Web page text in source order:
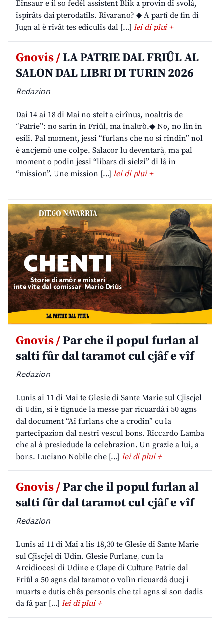
Einsaur e il so fedêl assistent Blik a provin di svolâ,
ispirâts dai pterodatils. Rivarano? ◆ A partî de fin di
Jugn al è rivât tes ediculis dal […] lei di plui +
Gnovis /LA PATRIE DAL FRIÛL AL
SALON DAL LIBRI DI TURIN 2026
Redazion
Dai 14 ai 18 di Mai no steit a cirînus, noaltris de
“Patrie”: no sarin in Friûl, ma inaltrò.◆ No, no lìn in
esili. Pal moment, jessi “furlans che no si rindin” nol
è ancjemò une colpe. Salacor lu deventarà, ma pal
moment o podin jessi “libars di sielzi” di lâ in
“mission”. Une mission […] lei di plui +
Gnovis /Par che il popul furlan al
salti fûr dal taramot cul cjâf e vîf
Redazion
Lunis ai 11 di Mai te Glesie di Sante Marie sul Cjiscjel
di Udin, si è tignude la messe par ricuardâ i 50 agns
dal document “Ai furlans che a crodin” cu la
partecipazion dal nestri vescul bons. Riccardo Lamba
che al à presiedude la celebrazion. Un grazie a lui, a
bons. Luciano Nobile che […] lei di plui +
Gnovis /Par che il popul furlan al
salti fûr dal taramot cul cjâf e vîf
Redazion
Lunis ai 11 di Mai a lis 18,30 te Glesie di Sante Marie
sul Cjiscjel di Udin. Glesie Furlane, cun la
Arcidiocesi di Udine e Clape di Culture Patrie dal
Friûl a 50 agns dal taramot o volìn ricuardâ ducj i
muarts e dutis chês personis che tai agns si son dadis
da fâ par […] lei di plui +